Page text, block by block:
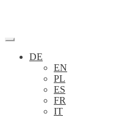
DE
EN
PL
ES
FR
IT